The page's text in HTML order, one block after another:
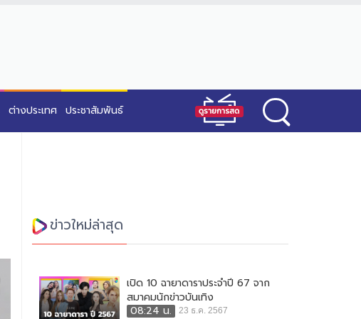
ต่างประเทศ ประชาสัมพันธ์
ข่าวใหม่ล่าสุด
เปิด 10 ฉายาดาราประจำปี 67 จาก
สมาคมนักข่าวบันเทิง
08:24 น.
23 ธ.ค. 2567